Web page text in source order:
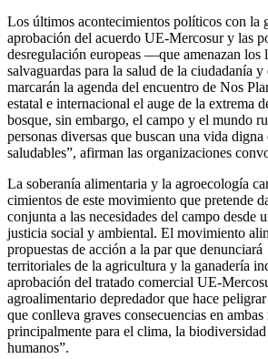
Los últimos acontecimientos políticos con la
aprobación del acuerdo UE-Mercosur y las
desregulación europeas —que amenazan los
salvaguardas para la salud de la ciudadanía
marcarán la agenda del encuentro de Nos
estatal e internacional el auge de la extrema
bosque, sin embargo, el campo y el mundo
personas diversas que buscan una vida digna
saludables”, afirman las organizaciones
La soberanía alimentaria y la agroecología
cimientos de este movimiento que pretende
conjunta a las necesidades del campo desde
justicia social y ambiental. El movimiento
propuestas de acción a la par que
territoriales de la agricultura y la ganadería
aprobación del tratado comercial UE-
agroalimentario depredador que hace
que conlleva graves consecuencias en ambas
principalmente para el clima, la
humanos”.